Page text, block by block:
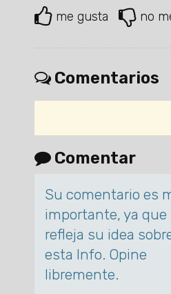
me gusta no
Comentarios
Comentar
Su comentario es
importante, ya que
refleja su idea
esta Info. Opine
libremente.